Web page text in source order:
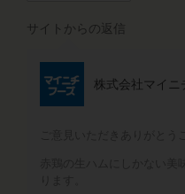
サイトからの返信
株式会社マイニ